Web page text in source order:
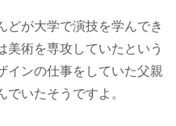
どが大学で演技を学んでき
美術を専攻していたという
インの仕事をしていた父親
いたそうですよ。